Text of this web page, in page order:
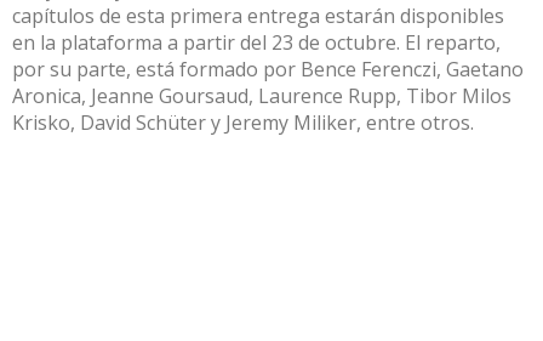
capítulos de esta primera entrega estarán disponibles
en la plataforma a partir del 23 de octubre. El reparto,
por su parte, está formado por Bence Ferenczi, Gaetano
Aronica, Jeanne Goursaud, Laurence Rupp, Tibor Milos
Krisko, David Schüter y Jeremy Miliker, entre otros.